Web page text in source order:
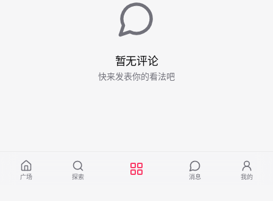
暂无评论
快来发表你的看法吧
广场 探索 消息 我的